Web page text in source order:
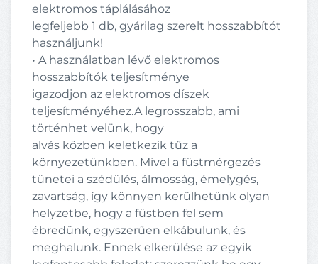
elektromos táplálásához
legfeljebb 1 db, gyárilag szerelt hosszabbítót
használjunk!
• A használatban lévő elektromos
hosszabbítók teljesítménye
igazodjon az elektromos díszek
teljesítményéhez.A legrosszabb, ami
történhet velünk, hogy
alvás közben keletkezik tűz a
környezetünkben. Mivel a füstmérgezés
tünetei a szédülés, álmosság, émelygés,
zavartság, így könnyen kerülhetünk olyan
helyzetbe, hogy a füstben fel sem
ébredünk, egyszerűen elkábulunk, és
meghalunk. Ennek elkerülése az egyik